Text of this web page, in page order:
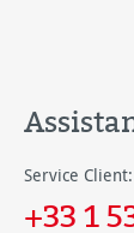
Service Client:
+33 1